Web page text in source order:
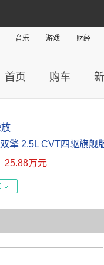
音乐 游戏 财经
首页 购车
擎 2.5L CVT四驱旗舰
25.88万元